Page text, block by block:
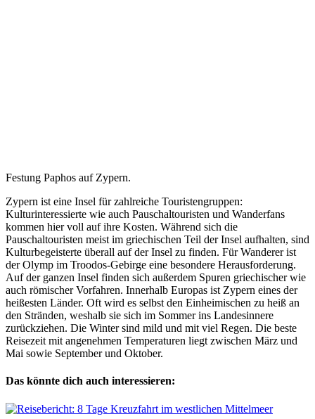
Festung Paphos auf Zypern.
Zypern ist eine Insel für zahlreiche Touristengruppen:
Kulturinteressierte wie auch Pauschaltouristen und Wanderfans
kommen hier voll auf ihre Kosten. Während sich die
Pauschaltouristen meist im griechischen Teil der Insel aufhalten, sind
Kulturbegeisterte überall auf der Insel zu finden. Für Wanderer ist
der Olymp im Troodos-Gebirge eine besondere Herausforderung.
Auf der ganzen Insel finden sich außerdem Spuren griechischer wie
auch römischer Vorfahren. Innerhalb Europas ist Zypern eines der
heißesten Länder. Oft wird es selbst den Einheimischen zu heiß an
den Stränden, weshalb sie sich im Sommer ins Landesinnere
zurückziehen. Die Winter sind mild und mit viel Regen. Die beste
Reisezeit mit angenehmen Temperaturen liegt zwischen März und
Mai sowie September und Oktober.
Das könnte dich auch interessieren: